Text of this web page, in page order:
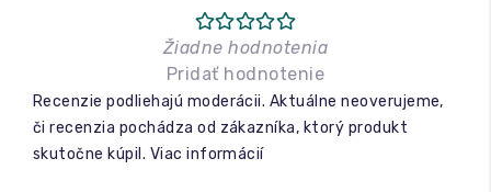
Žiadne hodnotenia
Pridať hodnotenie
Recenzie podliehajú moderácii. Aktuálne neoverujeme,
či recenzia pochádza od zákazníka, ktorý produkt
skutočne kúpil. Viac informácií